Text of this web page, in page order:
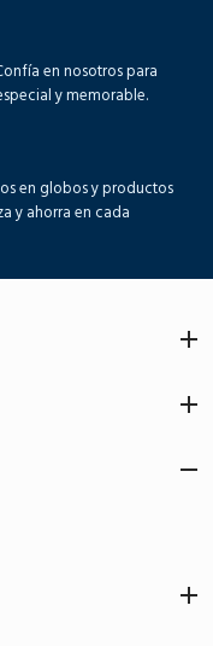
en nosotros para
y memorable.
en globos y productos
y ahorra en cada